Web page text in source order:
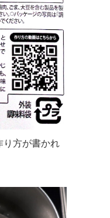
り方が書かれ